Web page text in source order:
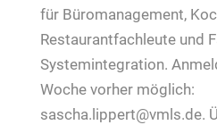
für Büromanagement,
Restaurantfachleute und
Systemintegration.
Woche vorher möglich:
sascha.lippert@vmls.de.